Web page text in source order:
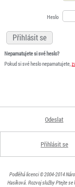
Heslo
Nepamatujete si své heslo?
Pokud si své heslo nepamatujete,
Odeslat
Přihlásit se
Podléhá licenci© 2004-2014
Hasíková. Rozvoj služby Ptejte